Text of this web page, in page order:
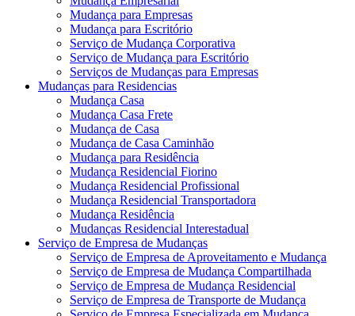
Mudança para Empresas
Mudança para Escritório
Serviço de Mudança Corporativa
Serviço de Mudança para Escritório
Serviços de Mudanças para Empresas
Mudanças para Residencias
Mudança Casa
Mudança Casa Frete
Mudança de Casa
Mudança de Casa Caminhão
Mudança para Residência
Mudança Residencial Fiorino
Mudança Residencial Profissional
Mudança Residencial Transportadora
Mudança Residência
Mudanças Residencial Interestadual
Serviço de Empresa de Mudanças
Serviço de Empresa de Aproveitamento e Mudança
Serviço de Empresa de Mudança Compartilhada
Serviço de Empresa de Mudança Residencial
Serviço de Empresa de Transporte de Mudança